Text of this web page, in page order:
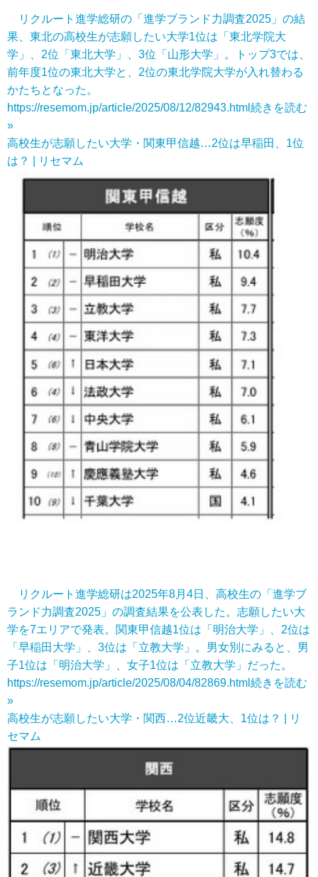
リクルート進学総研の「進学ブランド力調査2025」の結
果、東北の高校生が志願したい大学1位は「東北学院大
学」、2位「東北大学」、3位「山形大学」。トップ3では、
前年度1位の東北大学と、2位の東北学院大学が入れ替わる
かたちとなった。
https://resemom.jp/article/2025/08/12/82943.html 続きを読む
»
高校生が志願したい大学・関東甲信越…2位は早稲田、1位
は？ | リセマム
リクルート進学総研は2025年8月4日、高校生の「進学ブ
ランド力調査2025」の調査結果を公表した。志願したい大
学を7エリアで発表。関東甲信越1位は「明治大学」、2位は
「早稲田大学」、3位は「立教大学」。男女別にみると、男
子1位は「明治大学」、女子1位は「立教大学」だった。
https://resemom.jp/article/2025/08/04/82869.html 続きを読む
»
高校生が志願したい大学・関西…2位近畿大、1位は？ | リ
セマム